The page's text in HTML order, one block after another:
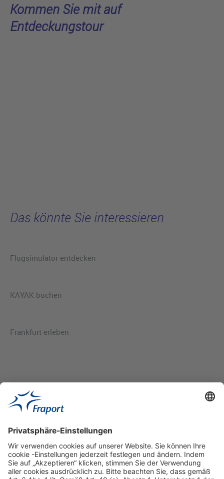
Kommen Sie mit auf
Entdeckungstour
Das könnte Sie interessieren
Flugsimulator entdecken
KAYAK buchen
Frankfurt erleben
Hilfreiche Links